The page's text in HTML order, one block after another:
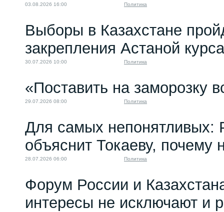
03.08.2026 16:00 Политика
Выборы в Казахстане
закрепления Астаной
30.07.2026 10:00 Политика
«Поставить на заморозку
29.07.2026 08:00 Политика
Для самых непонятливых:
объяснит Токаеву,
28.07.2026 06:00 Политика
Форум России и
интересы не исключают и